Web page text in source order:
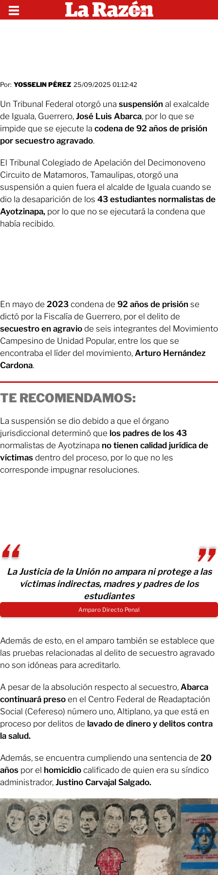
Por: YOSSELIN PÉREZ 25/09/2025 01:12:42
Un Tribunal Federal otorgó una suspensión al exalcalde
de Iguala, Guerrero, José Luis Abarca, por lo que se
impide que se ejecute la codena de 92 años de prisión
por secuestro agravado.
El Tribunal Colegiado de Apelación del Decimonoveno
Circuito de Matamoros, Tamaulipas, otorgó una
suspensión a quien fuera el alcalde de Iguala cuando se
dio la desaparición de los 43 estudiantes normalistas de
Ayotzinapa, por lo que no se ejecutará la condena que
había recibido.
En mayo de 2023 condena de 92 años de prisión se
dictó por la Fiscalía de Guerrero, por el delito de
secuestro en agravio de seis integrantes del Movimiento
Campesino de Unidad Popular, entre los que se
encontraba el líder del movimiento, Arturo Hernández
Cardona.
TE RECOMENDAMOS:
La suspensión se dio debido a que el órgano
jurisdiccional determinó que los padres de los 43
normalistas de Ayotzinapa no tienen calidad jurídica de
víctimas dentro del proceso, por lo que no les
corresponde impugnar resoluciones.
La Justicia de la Unión no ampara ni protege a las
víctimas indirectas, madres y padres de los
estudiantes
Amparo Directo Penal
Además de esto, en el amparo también se establece que
las pruebas relacionadas al delito de secuestro agravado
no son idóneas para acreditarlo.
A pesar de la absolución respecto al secuestro, Abarca
continuará preso en el Centro Federal de Readaptación
Social (Cefereso) número uno, Altiplano, ya que está en
proceso por delitos de lavado de dinero y delitos contra
la salud.
Además, se encuentra cumpliendo una sentencia de 20
años por el homicidio calificado de quien era su síndico
administrador, Justino Carvajal Salgado.